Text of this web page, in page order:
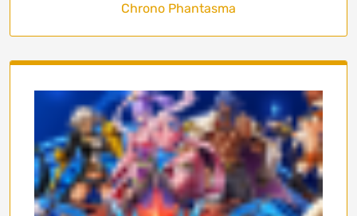
Chrono Phantasma